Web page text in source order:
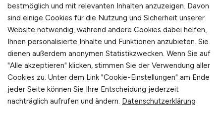
für Pflegedienstleitungen, Bereichsleitungen
und Stationsleitungen in renommierten Kliniken
und Krankenhausverbünden. Die Plattform ist
darauf ausgelegt, Pflegeführungskräfte gezielt
mit Arbeitgebern zusammenzubringen, die
Qualität, Stabilität und Entwicklung bieten.
Für Pflegedienstleitungen ist die Wahl des
bestmöglich und mit relevanten Inhalten anzuzeigen. Davon
sind einige Cookies für die Nutzung und Sicherheit unserer
Website notwendig, während andere Cookies dabei helfen,
Ihnen personalisierte Inhalte und Funktionen anzubieten. Sie
dienen außerdem anonymen Statistikzwecken. Wenn Sie auf
"Alle akzeptieren" klicken, stimmen Sie der Verwendung aller
Cookies zu. Unter dem Link "Cookie-Einstellungen" am Ende
jeder Seite können Sie Ihre Entscheidung jederzeit
nachträglich aufrufen und ändern. Datenschutzerklärung